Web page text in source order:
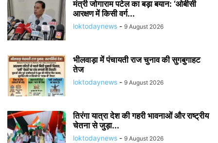
मंत्री जोगाराम पटेल का बड़ा बयान: ‘ओबीसी
आरक्षण में किसी वर्ग...
loktodaynews - 9 August 2026
भीलवाड़ा में पंचायती राज चुनाव की सुगबुगाहट
तेज
loktodaynews - 9 August 2026
तिरंगा यात्रा देश की गहरी भावनाओं और राष्ट्रीय
चेतना से जुड़ा...
loktodaynews - 9 August 2026